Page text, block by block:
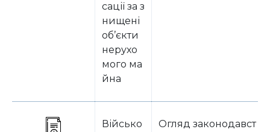
сації за з
нищені
об’єкти
нерухо
мого ма
йна
Військо
Огляд законодавст